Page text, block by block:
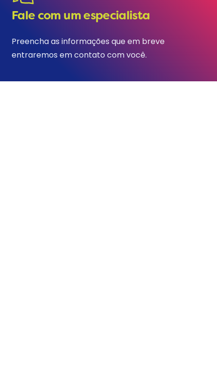
Fale com um especialista
Preencha as informações que em breve
entraremos em contato com você.